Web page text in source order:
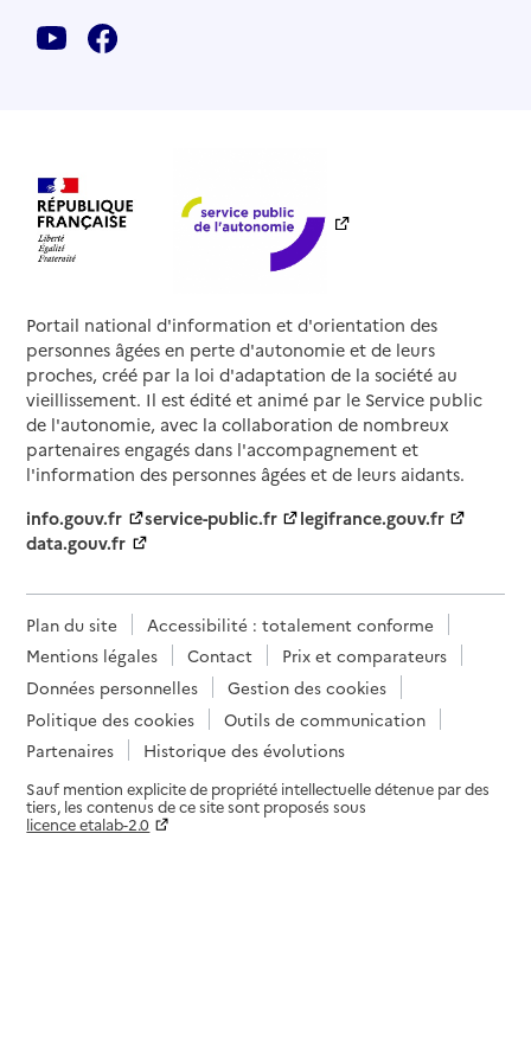
Portail national d'information et d'orientation des
personnes âgées en perte d'autonomie et de leurs
proches, créé par la loi d'adaptation de la société au
vieillissement. Il est édité et animé par le Service public
de l'autonomie, avec la collaboration de nombreux
partenaires engagés dans l'accompagnement et
l'information des personnes âgées et de leurs aidants.
info.gouv.fr
service-public.fr
legifrance.gouv.fr
data.gouv.fr
Plan du site
Accessibilité : totalement conforme
Mentions légales
Contact
Prix et comparateurs
Données personnelles
Gestion des cookies
Politique des cookies
Outils de communication
Partenaires
Historique des évolutions
Sauf mention explicite de propriété intellectuelle détenue par des
tiers, les contenus de ce site sont proposés sous
licence etalab-2.0